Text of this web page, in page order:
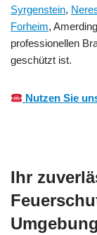
Syrgenstein,
Forheim,
professionellen
geschützt ist.
Nutzen Sie
Ihr
Umgebung